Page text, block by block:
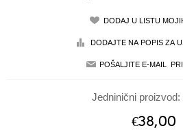
Jedninični proizvod:
€38,00